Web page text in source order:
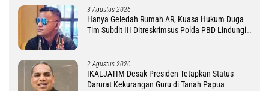
3 Agustus 2026
Hanya Geledah Rumah AR, Kuasa Hukum Duga
Tim Subdit III Ditreskrimsus Polda PBD Lindungi
2 Agustus 2026
IKALJATIM Desak Presiden Tetapkan Status
Darurat Kekurangan Guru di Tanah Papua